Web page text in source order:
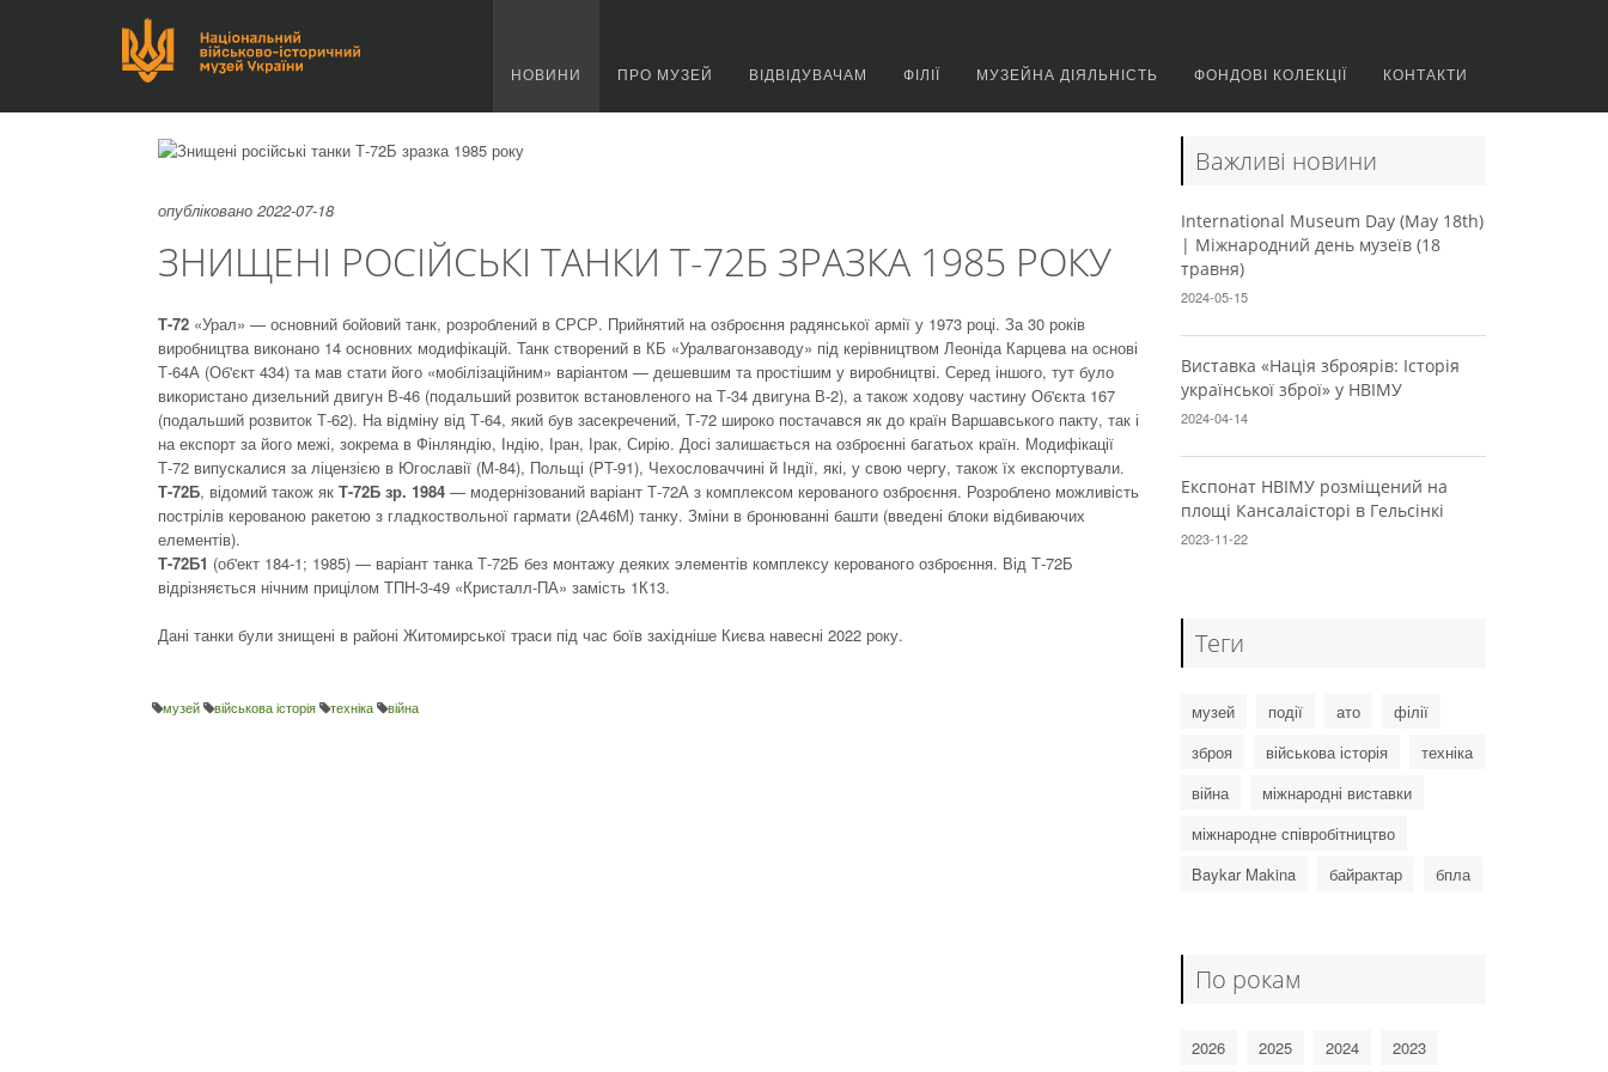
НОВИНИ ПРО МУЗЕЙ ВІДВІДУВАЧАМ ФІЛІЇ МУЗЕЙНА ДІЯЛЬНІСТЬ ФОНДОВІ КОЛЕКЦІЇ КОНТАКТИ
опубліковано 2022-07-18
ЗНИЩЕНІ РОСІЙСЬКІ ТАНКИ Т-72Б ЗРАЗКА 1985 РОКУ
Т-72 «Урал» — основний бойовий танк, розроблений в СРСР. Прийнятий на озброєння радянської армії у 1973 році. За 30 років
виробництва виконано 14 основних модифікацій. Танк створений в КБ «Уралвагонзаводу» під керівництвом Леоніда Карцева на основі
Т-64А (Об'єкт 434) та мав стати його «мобілізаційним» варіантом — дешевшим та простішим у виробництві. Серед іншого, тут було
використано дизельний двигун В-46 (подальший розвиток встановленого на Т-34 двигуна В-2), а також ходову частину Об'єкта 167
(подальший розвиток Т-62). На відміну від Т-64, який був засекречений, Т-72 широко постачався як до країн Варшавського пакту, так і
на експорт за його межі, зокрема в Фінляндію, Індію, Іран, Ірак, Сирію. Досі залишається на озброєнні багатьох країн. Модифікації
Т-72 випускалися за ліцензією в Югославії (M-84), Польщі (PT-91), Чехословаччині й Індії, які, у свою чергу, також їх експортували.
Т-72Б, відомий також як Т-72Б зр. 1984 — модернізований варіант Т-72А з комплексом керованого озброєння. Розроблено можливість
пострілів керованою ракетою з гладкоствольної гармати (2А46М) танку. Зміни в бронюванні башти (введені блоки відбиваючих
елементів).
Т-72Б1 (об'ект 184-1; 1985) — варіант танка Т-72Б без монтажу деяких элементів комплексу керованого озброєння. Від Т-72Б
відрізняється нічним прицілом ТПН-3-49 «Кристалл-ПА» замість 1К13.
Дані танки були знищені в районі Житомирської траси під час боїв західніше Києва навесні 2022 року.
музей військова історія техніка війна
Важливі новини
International Museum Day (May 18th)
| Міжнародний день музеїв (18
травня)
2024-05-15
Виставка «Нація зброярів: Історія
української зброї» у НВІМУ
2024-04-14
Експонат НВІМУ розміщений на
площі Кансалаісторі в Гельсінкі
2023-11-22
Теги
музей події ато
філії
зброя
військова історія
техніка
війна
міжнародні виставки
міжнародне співробітництво
Baykar Makina
байрактар бпла
По рокам
2026 2025 2024 2023